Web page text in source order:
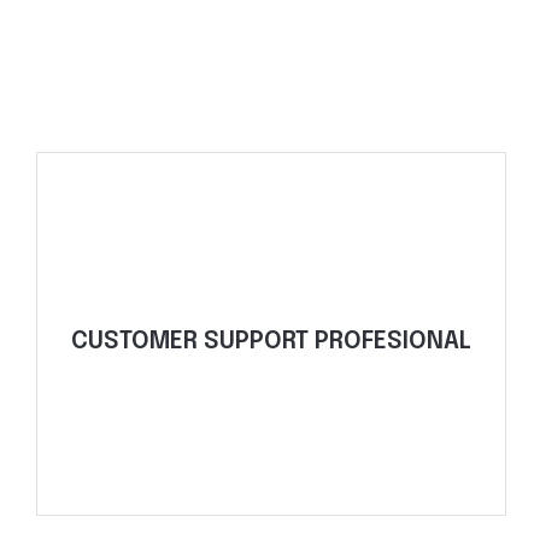
CUSTOMER SUPPORT PROFESIONAL
kebutuhan alat.